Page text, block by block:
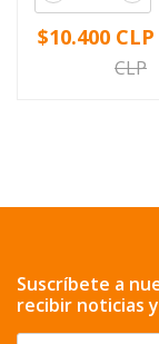
$10.400 CLP
CLP
Suscríbete a
recibir noticias